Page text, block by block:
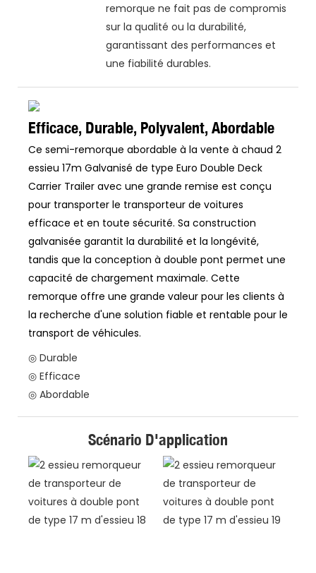
remorque ne fait pas de compromis
sur la qualité ou la durabilité,
garantissant des performances et
une fiabilité durables.
Efficace, Durable, Polyvalent, Abordable
Ce semi-remorque abordable à la vente à chaud 2
essieu 17m Galvanisé de type Euro Double Deck
Carrier Trailer avec une grande remise est conçu
pour transporter le transporteur de voitures
efficace et en toute sécurité. Sa construction
galvanisée garantit la durabilité et la longévité,
tandis que la conception à double pont permet une
capacité de chargement maximale. Cette
remorque offre une grande valeur pour les clients à
la recherche d'une solution fiable et rentable pour le
transport de véhicules.
◎ Durable
◎ Efficace
◎ Abordable
Scénario D'application